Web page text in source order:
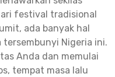
festival tradisional
ada banyak hal
Nigeria ini.
Anda dan memulai
tempat masa lalu